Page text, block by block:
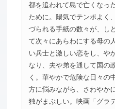
都を追われて島で亡くなっ
ために。陽気でテンポよく
づられる手紙の数々が、し
て次々にあらわにする母の
い兵士と激しい恋をし、や
なり、夫や弟を通して国の
く。華やかで危険な日々の
方に悩みながら、さわやか
独がまぶしい。映画「グラ